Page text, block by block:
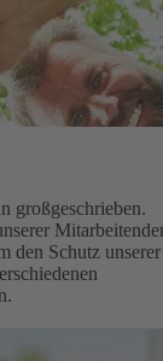
großgeschrieben.
den Schutz unserer